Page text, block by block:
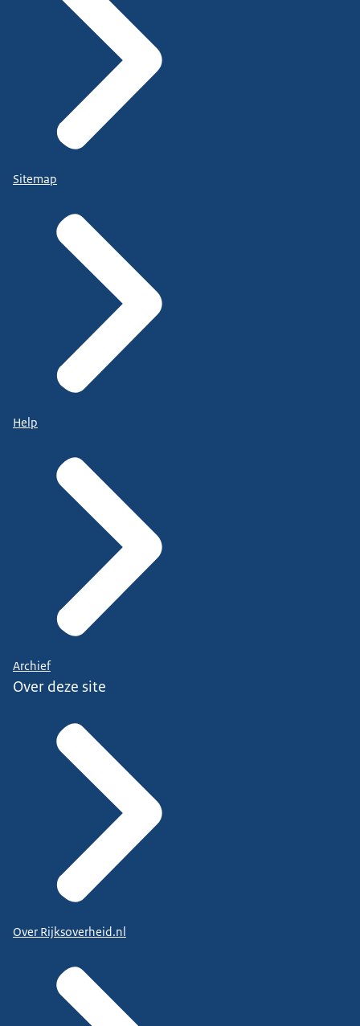
Sitemap
Help
Archief
Over deze site
Over Rijksoverheid.nl